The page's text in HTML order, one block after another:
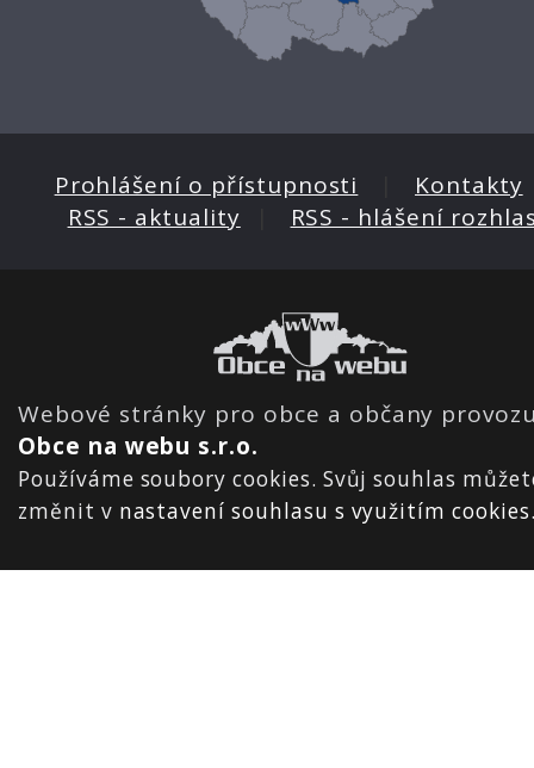
Prohlášení o přístupnosti Kontakty
RSS - aktuality
RSS - hlášení
Webové stránky pro obce a občany
Obce na webu s.r.o.
Používáme soubory cookies. Svůj souhlas
změnit v nastavení souhlasu s využitím cookies